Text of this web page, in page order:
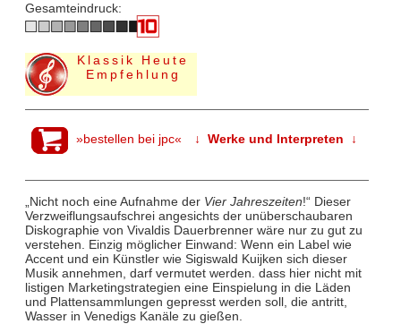
Gesamteindruck:
Klassik Heute
Empfehlung
»bestellen bei jpc« ↓ Werke und Interpreten ↓
„Nicht noch eine Aufnahme der Vier Jahreszeiten!“ Dieser
Verzweiflungsaufschrei angesichts der unüberschaubaren
Diskographie von Vivaldis Dauerbrenner wäre nur zu gut zu
verstehen. Einzig möglicher Einwand: Wenn ein Label wie
Accent und ein Künstler wie Sigiswald Kuijken sich dieser
Musik annehmen, darf vermutet werden. dass hier nicht mit
listigen Marketingstrategien eine Einspielung in die Läden
und Plattensammlungen gepresst werden soll, die antritt,
Wasser in Venedigs Kanäle zu gießen.